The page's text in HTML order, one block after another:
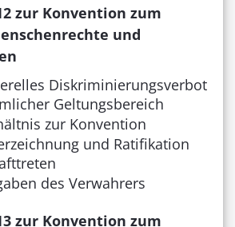
zur Konvention zum
und
Diskriminierungsverbot
Geltungsbereich
zur Konvention
und Ratifikation
des Verwahrers
zur Konvention zum